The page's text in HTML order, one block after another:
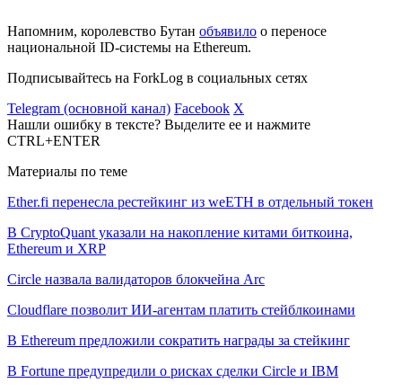
Напомним, королевство Бутан объявило о переносе
национальной ID-системы на Ethereum.
Подписывайтесь на ForkLog в социальных сетях
Telegram (основной канал) Facebook X
Нашли ошибку в тексте? Выделите ее и нажмите
CTRL+ENTER
Материалы по теме
Ether.fi перенесла рестейкинг из weETH в отдельный токен
В CryptoQuant указали на накопление китами биткоина,
Ethereum и XRP
Circle назвала валидаторов блокчейна Arc
Cloudflare позволит ИИ-агентам платить стейблкоинами
В Ethereum предложили сократить награды за стейкинг
В Fortune предупредили о рисках сделки Circle и IBM